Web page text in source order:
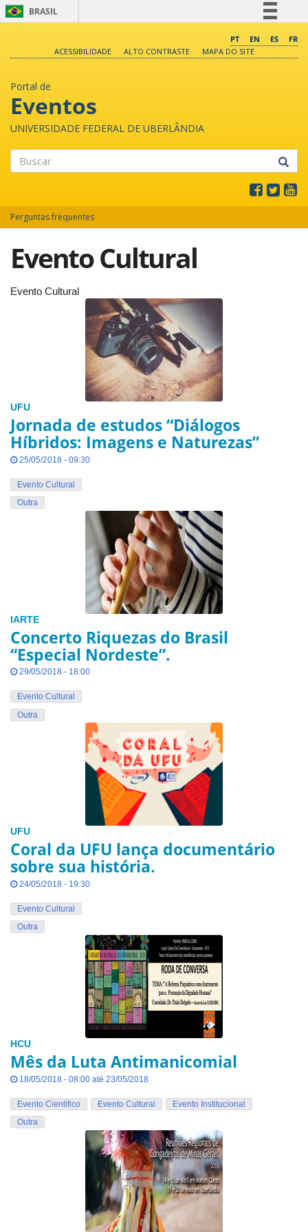
BRASIL
Comunica BR
PT EN ES
FR
ACESSIBILIDADE
ALTO CONTRASTE MAPA DO SITE
Portal de
Eventos
UNIVERSIDADE FEDERAL DE UBERLÂNDIA
Perguntas frequentes
Evento Cultural
Evento Cultural
UFU
Jornada de estudos “Diálogos
Híbridos: Imagens e Naturezas”
25/05/2018 - 09:30
Evento Cultural
Outra
IARTE
Concerto Riquezas do Brasil
“Especial Nordeste”.
29/05/2018 - 18:00
Evento Cultural
Outra
UFU
Coral da UFU lança documentário
sobre sua história.
24/05/2018 - 19:30
Evento Cultural
Outra
HCU
Mês da Luta Antimanicomial
18/05/2018 - 08:00 até 23/05/2018
Evento Científico Evento Cultural
Evento Institucional
Outra